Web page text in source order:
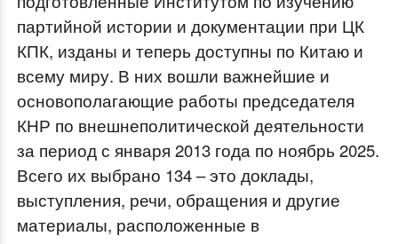
партийной истории и документации при ЦК
КПК, изданы и теперь доступны по Китаю и
всему миру. В них вошли важнейшие и
основополагающие работы председателя
КНР по внешнеполитической деятельности
за период с января 2013 года по ноябрь 2025.
Всего их выбрано 134 – это доклады,
выступления, речи, обращения и другие
материалы, расположенные в